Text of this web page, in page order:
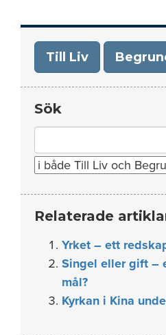
Till Liv
Sök
for:
Relaterade
Yrket – ett
Singel eller gift –
mål?
Kyrkan i Kina